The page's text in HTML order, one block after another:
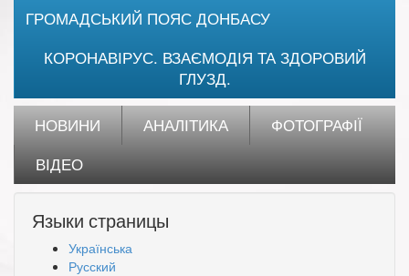
ГРОМАДСЬКИЙ ПОЯС ДОНБАСУ
КОРОНАВІРУС. ВЗАЄМОДІЯ ТА ЗДОРОВИЙ
ГЛУЗД.
НОВИНИ АНАЛІТИКА
ФОТОГРАФІЇ
ВІДЕО
Языки страницы
Українська
Русский